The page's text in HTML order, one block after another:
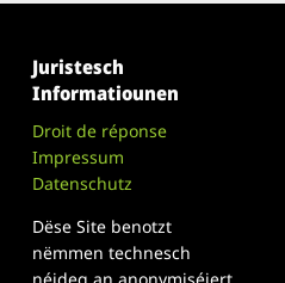
Juristesch
Informatiounen
Droit de réponse
Impressum
Datenschutz
Dëse Site benotzt
nëmmen technesch